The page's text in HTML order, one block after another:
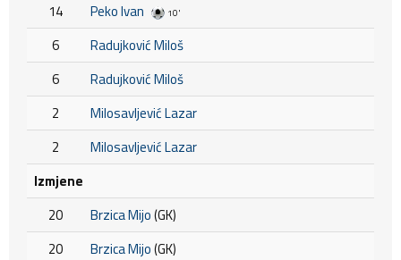
14 Peko Ivan 10'
6
Radujković Miloš
6
Radujković Miloš
2
Milosavljević Lazar
2
Milosavljević Lazar
Izmjene
20
Brzica Mijo(GK)
20
Brzica Mijo(GK)